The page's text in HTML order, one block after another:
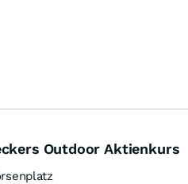
Outdoor Aktienkurs